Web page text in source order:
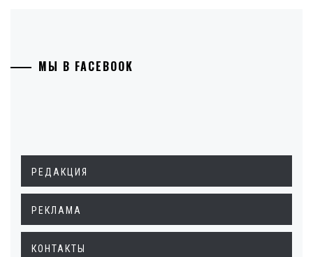
МЫ В FACEBOOK
РЕДАКЦИЯ
РЕКЛАМА
КОНТАКТЫ